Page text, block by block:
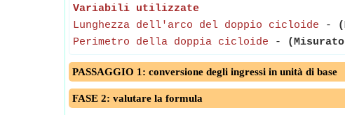
Variabili utilizzate
Lunghezza dell'arco del doppio cicloide -
Perimetro della doppia cicloide -
PASSAGGIO 1: conversione degli ingressi in unità di base
FASE 2: valutare la formula